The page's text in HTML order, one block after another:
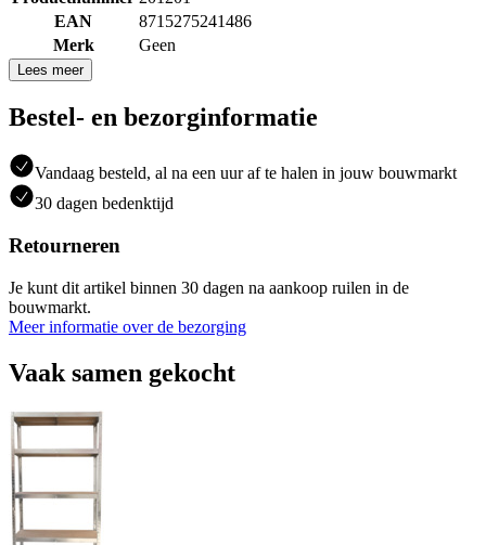
EAN
8715275241486
Merk
Geen
Lees meer
Bestel- en bezorginformatie
Vandaag besteld, al na een uur af te halen in jouw bouwmarkt
30 dagen bedenktijd
Retourneren
Je kunt dit artikel binnen 30 dagen na aankoop ruilen in de
bouwmarkt.
Meer informatie over de bezorging
Vaak samen gekocht